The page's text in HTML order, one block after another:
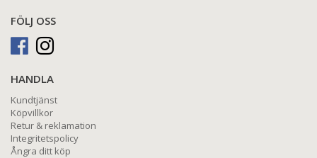
FÖLJ OSS
HANDLA
Kundtjänst
Köpvillkor
Retur & reklamation
Integritetspolicy
Ångra ditt köp